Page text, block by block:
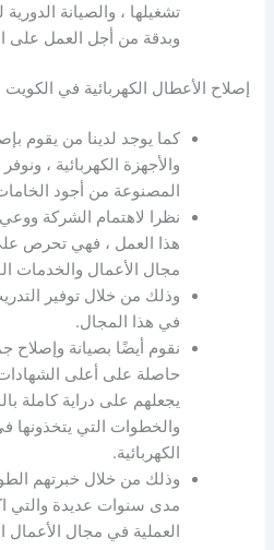
تشغيلها ، والصيانة
وبدقة من أجل العمل على
إصلاح الأعطال الكهربائية في الكويت
كما يوجد لدينا من يقوم
والأجهزة الكهربائية ،
المصنوعة من أجود
نظرا لاهتمام الشركة
هذا العمل ، فهي تحرص
مجال الأعمال والخدمات
وذلك من خلال توفير
في هذا المجال.
نقوم أيضًا بصيانة وإصلاح
حاصلة على أعلى
يجعلهم على دراية كاملة
والخطوات التي يتخذونها
الكهربائية.
وذلك من خلال خبرتهم
مدى سنوات عديدة والتي
العملية في مجال الأعمال